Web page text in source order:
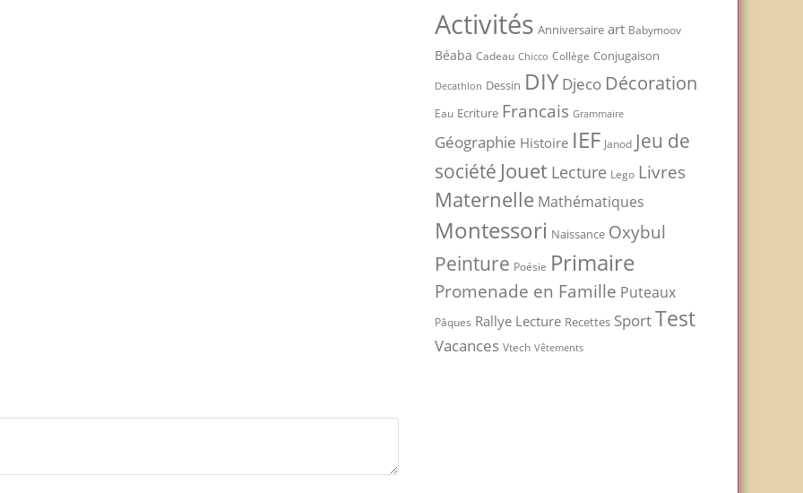
Activités Anniversaire art Babymoov
Béaba Cadeau Chicco Collège Conjugaison
Decathlon Dessin DIY Djeco Décoration
Eau Ecriture Francais Grammaire
Géographie Histoire IEF Janod Jeu de
société Jouet Lecture Lego Livres
Maternelle Mathématiques
Montessori Naissance Oxybul
Peinture Poésie Primaire
Promenade en Famille Puteaux
Pâques Rallye Lecture Recettes SportTest
Vacances Vtech Vêtements